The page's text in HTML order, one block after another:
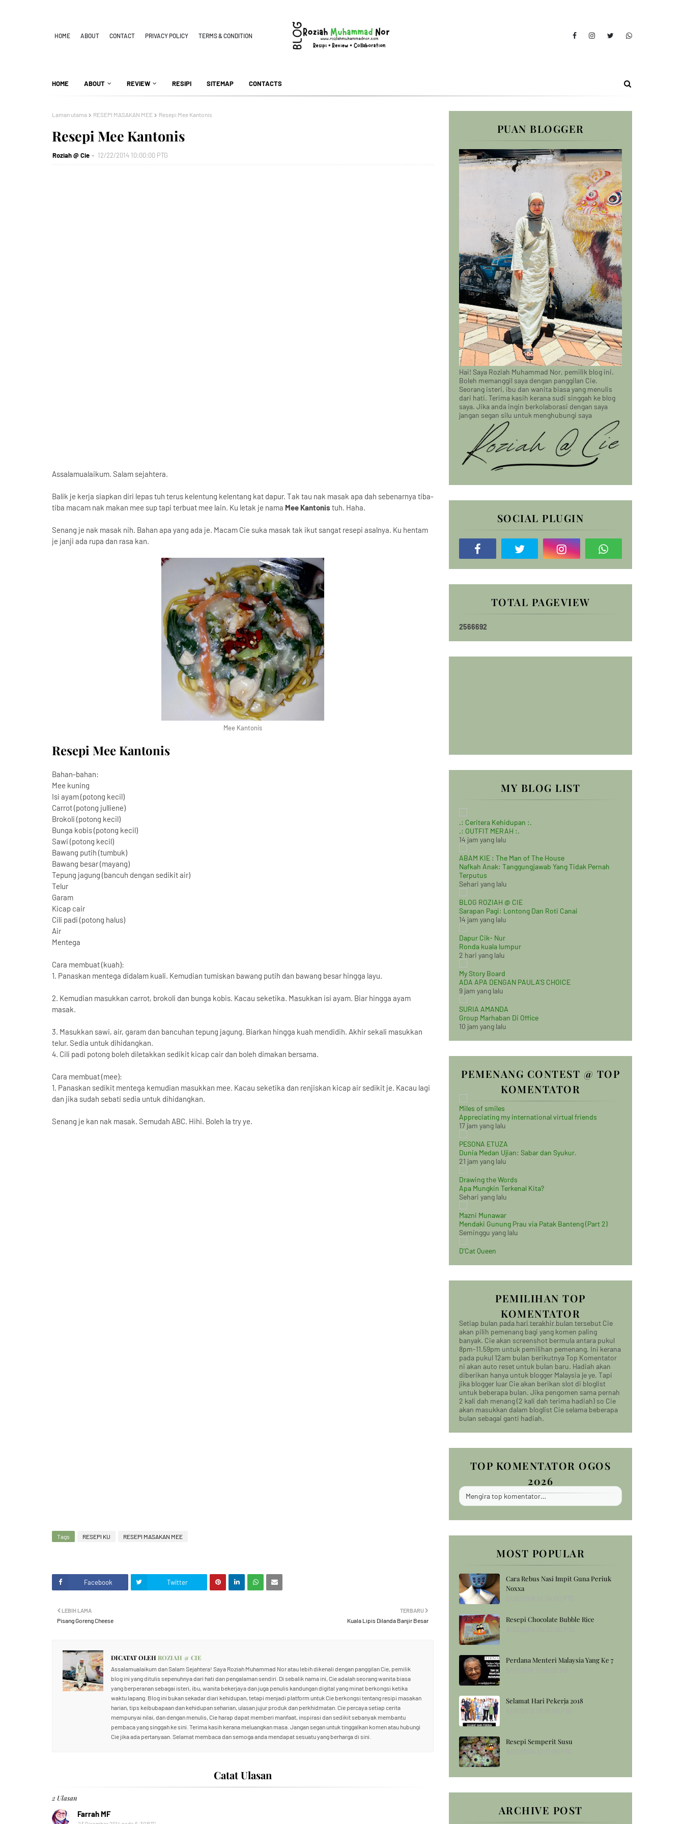
HOME ABOUT CONTACT PRIVACY POLICY TERMS & CONDITION
HOME ABOUT REVIEW RESIPI SITEMAP CONTACTS
Laman utama RESEPI MASAKAN MEE Resepi Mee Kantonis
Resepi Mee Kantonis
Roziah @ Cie 12/22/2014 10:00:00 PTG
Assalamualaikum. Salam sejahtera.
Balik je kerja siapkan diri lepas tuh terus kelentung kelentang kat dapur. Tak tau nak masak apa dah sebenarnya tiba-
tiba macam nak makan mee sup tapi terbuat mee lain. Ku letak je nama Mee Kantonis tuh. Haha.
Senang je nak masak nih. Bahan apa yang ada je. Macam Cie suka masak tak ikut sangat resepi asalnya. Ku hentam
je janji ada rupa dan rasa kan.
Mee Kantonis
Resepi Mee Kantonis
Bahan-bahan:
Mee kuning
Isi ayam (potong kecil)
Carrot (potong julliene)
Brokoli (potong kecil)
Bunga kobis (potong kecil)
Sawi (potong kecil)
Bawang putih (tumbuk)
Bawang besar (mayang)
Tepung jagung (bancuh dengan sedikit air)
Telur
Garam
Kicap cair
Cili padi (potong halus)
Air
Mentega
Cara membuat (kuah):
1. Panaskan mentega didalam kuali. Kemudian tumiskan bawang putih dan bawang besar hingga layu.
2. Kemudian masukkan carrot, brokoli dan bunga kobis. Kacau seketika. Masukkan isi ayam. Biar hingga ayam
masak.
3. Masukkan sawi, air, garam dan bancuhan tepung jagung. Biarkan hingga kuah mendidih. Akhir sekali masukkan
telur. Sedia untuk dihidangkan.
4. Cili padi potong boleh diletakkan sedikit kicap cair dan boleh dimakan bersama.
Cara membuat (mee):
1. Panaskan sedikit mentega kemudian masukkan mee. Kacau seketika dan renjiskan kicap air sedikit je. Kacau lagi
dan jika sudah sebati sedia untuk dihidangkan.
Senang je kan nak masak. Semudah ABC. Hihi. Boleh la try ye.
Tags RESEPI KU RESEPI MASAKAN MEE
Facebook Twitter
TERBARU
Kuala Lipis Dilanda Banjir Besar
LEBIH LAMA
Pisang Goreng Cheese
DICATAT OLEH ROZIAH @ CIE
Assalamualaikum dan Salam Sejahtera! Saya Roziah Muhammad Nor atau lebih dikenali dengan panggilan Cie, pemilik
blog ini yang ditulis sepenuhnya dari hati dan pengalaman sendiri. Di sebalik nama ini, Cie adalah seorang wanita biasa
yang berperanan sebagai isteri, ibu, wanita bekerjaya dan juga penulis kandungan digital yang minat berkongsi ketika
waktu lapang. Blog ini bukan sekadar diari kehidupan, tetapi menjadi platform untuk Cie berkongsi tentang resipi masakan
harian, tips keibubapaan dan kehidupan seharian, ulasan jujur produk dan perkhidmatan. Cie percaya setiap cerita
mempunyai nilai, dan dengan menulis, Cie harap dapat memberi manfaat, inspirasi dan sedikit sebanyak membantu
pembaca yang singgah ke sini. Terima kasih kerana meluangkan masa. Jangan segan untuk tinggalkan komen atau hubungi
Cie jika ada pertanyaan. Selamat membaca dan semoga anda mendapat sesuatu yang berharga di sini.
Catat Ulasan
2 Ulasan
Farrah MF
PUAN BLOGGER
Hai! Saya Roziah Muhammad Nor, pemilik blog ini.
Boleh memanggil saya dengan panggilan Cie.
Seorang isteri, ibu dan wanita biasa yang menulis
dari hati. Terima kasih kerana sudi singgah ke blog
saya. Jika anda ingin berkolaborasi dengan saya
jangan segan silu untuk menghubungi saya
SOCIAL PLUGIN
TOTAL PAGEVIEW
2566692
MY BLOG LIST
.: Ceritera Kehidupan :.
.: OUTFIT MERAH :.
14 jam yang lalu
ABAM KIE : The Man of The House
Nafkah Anak: Tanggungjawab Yang Tidak Pernah
Terputus
Sehari yang lalu
BLOG ROZIAH @ CIE
Sarapan Pagi: Lontong Dan Roti Canai
14 jam yang lalu
Dapur Cik- Nur
Ronda kuala lumpur
2 hari yang lalu
My Story Board
ADA APA DENGAN PAULA'S CHOICE
9 jam yang lalu
SURIA AMANDA
Group Marhaban Di Office
10 jam yang lalu
PEMENANG CONTEST @ TOP
KOMENTATOR
Miles of smiles
Appreciating my international virtual friends
17 jam yang lalu
PESONA ETUZA
Dunia Medan Ujian: Sabar dan Syukur.
21 jam yang lalu
Drawing the Words
Apa Mungkin Terkenal Kita?
Sehari yang lalu
Mazni Munawar
Mendaki Gunung Prau via Patak Banteng (Part 2)
Seminggu yang lalu
D'Cat Queen
PEMILIHAN TOP
KOMENTATOR
Setiap bulan pada hari terakhir bulan tersebut Cie
akan pilih pemenang bagi yang komen paling
banyak. Cie akan screenshot bermula antara pukul
8pm-11.59pm untuk pemilihan pemenang. Ini kerana
pada pukul 12am bulan berikutnya Top Komentator
ni akan auto reset untuk bulan baru. Hadiah akan
diberikan hanya untuk blogger Malaysia je ye. Tapi
jika blogger luar Cie akan berikan slot di bloglist
untuk beberapa bulan. Jika pengomen sama pernah
2 kali dah menang (2 kali dah terima hadiah) so Cie
akan masukkan dalam bloglist Cie selama beberapa
bulan sebagai ganti hadiah.
TOP KOMENTATOR OGOS
2026
Mengira top komentator…
MOST POPULAR
Cara Rebus Nasi Impit Guna Periuk
Noxxa
Resepi Chocolate Bubble Rice
Perdana Menteri Malaysia Yang Ke 7
Selamat Hari Pekerja 2018
Resepi Semperit Susu
ARCHIVE POST